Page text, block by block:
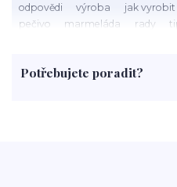
odpovědi
výroba jak vyrobit
pečivo
marmeláda rady
rohlíky
grilování čaj
Potřebujete poradit?